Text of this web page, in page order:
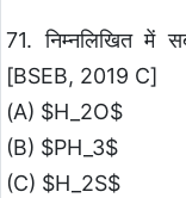
71. निम्नलिखित में
[BSEB, 2019 C]
(A) $H_2O$
(B) $PH_3$
(C) $H_2S$